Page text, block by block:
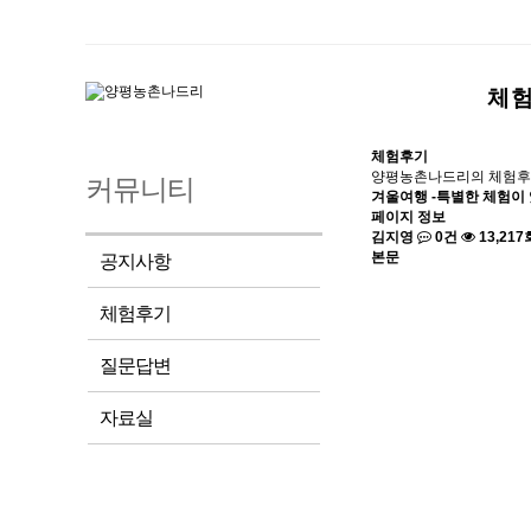
체
커뮤니티
공지사항
체험후기
질문답변
자료실
체험후기
양평농촌나드리의 체험
겨울여행 -특별한 체험
페이지 정보
김지영
0건 13,217
본문